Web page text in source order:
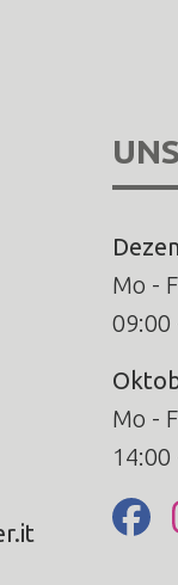
Mo -
09:00
Mo -